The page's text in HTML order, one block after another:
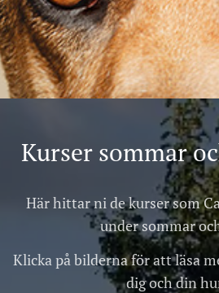
Kurser sommar
Här hittar ni de kurser som
under sommar
Klicka på bilderna för att läsa
dig och din